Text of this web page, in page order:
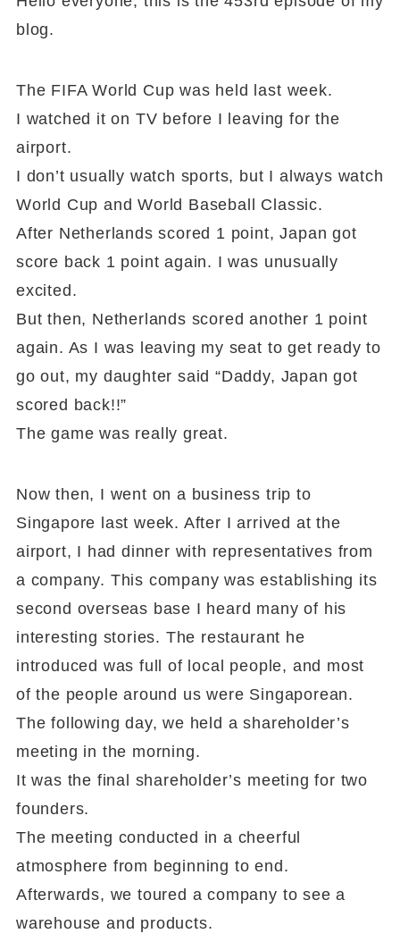
blog.
The FIFA World Cup was held last week.
I watched it on TV before I leaving for the
airport.
I don’t usually watch sports, but I always watch
World Cup and World Baseball Classic.
After Netherlands scored 1 point, Japan got
score back 1 point again. I was unusually
excited.
But then, Netherlands scored another 1 point
again. As I was leaving my seat to get ready to
go out, my daughter said “Daddy, Japan got
scored back!!”
The game was really great.
Now then, I went on a business trip to
Singapore last week. After I arrived at the
airport, I had dinner with representatives from
a company. This company was establishing its
second overseas base I heard many of his
interesting stories. The restaurant he
introduced was full of local people, and most
of the people around us were Singaporean.
The following day, we held a shareholder’s
meeting in the morning.
It was the final shareholder’s meeting for two
founders.
The meeting conducted in a cheerful
atmosphere from beginning to end.
Afterwards, we toured a company to see a
warehouse and products.